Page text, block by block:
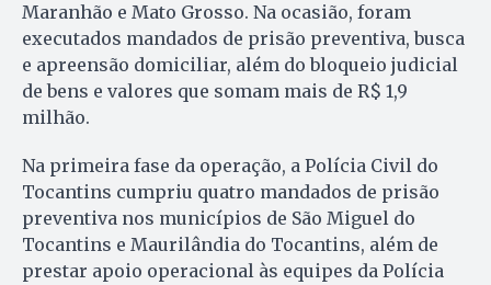
Maranhão e Mato Grosso. Na ocasião, foram
executados mandados de prisão preventiva, busca
e apreensão domiciliar, além do bloqueio judicial
de bens e valores que somam mais de R$ 1,9
milhão.
Na primeira fase da operação, a Polícia Civil do
Tocantins cumpriu quatro mandados de prisão
preventiva nos municípios de São Miguel do
Tocantins e Maurilândia do Tocantins, além de
prestar apoio operacional às equipes da Polícia